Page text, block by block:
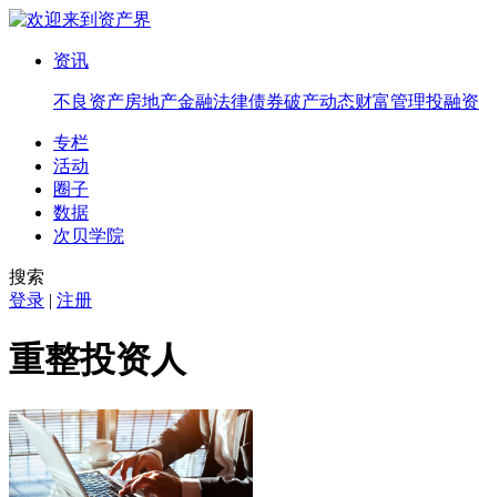
资讯
不良资产房地产金融法律债券破产动态财富管理投融资
专栏
活动
圈子
数据
次贝学院
搜索
登录 | 注册
重整投资人